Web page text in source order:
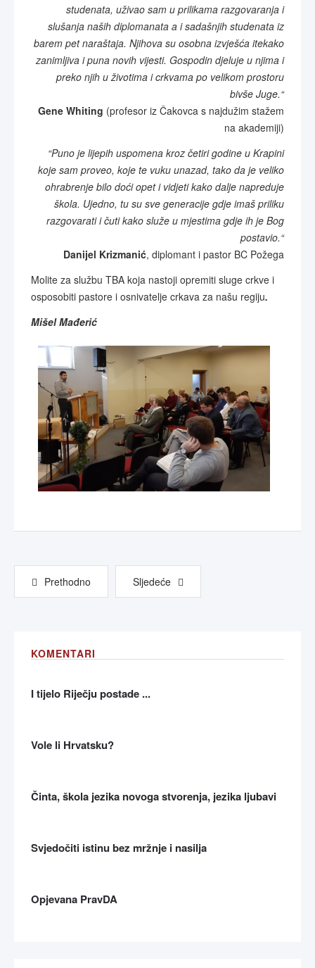
studenata, uživao sam u prilikama razgovaranja i
slušanja naših diplomanata a i sadašnjih studenata iz
barem pet naraštaja. Njihova su osobna izvješća itekako
zanimljiva i puna novih vijesti. Gospodin djeluje u njima i
preko njih u životima i crkvama po velikom prostoru
bivše Juge.“
Gene Whiting (profesor iz Čakovca s najdužim stažem
na akademiji)
“Puno je lijepih uspomena kroz četiri godine u Krapini
koje sam proveo, koje te vuku unazad, tako da je veliko
ohrabrenje bilo doći opet i vidjeti kako dalje napreduje
škola. Ujedno, tu su sve generacije gdje imaš priliku
razgovarati i čuti kako služe u mjestima gdje ih je Bog
postavio.“
Danijel Krizmanić, diplomant i pastor BC Požega
Molite za službu TBA koja nastoji opremiti sluge crkve i
osposobiti pastore i osnivatelje crkava za našu regiju.
Mišel Mađerić
Prethodno Sljedeće
KOMENTARI
I tijelo Riječju postade ...
Vole li Hrvatsku?
Činta, škola jezika novoga stvorenja, jezika ljubavi
Svjedočiti istinu bez mržnje i nasilja
Opjevana PravDA